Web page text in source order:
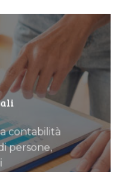
contabilità
persone,